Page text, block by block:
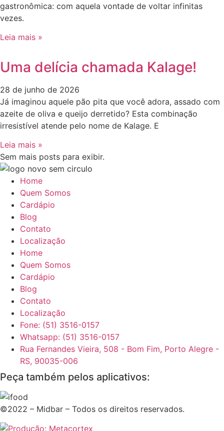
gastronômica: com aquela vontade de voltar infinitas
vezes.
Leia mais »
Uma delícia chamada Kalage!
28 de junho de 2026
Já imaginou aquele pão pita que você adora, assado com
azeite de oliva e queijo derretido? Esta combinação
irresistível atende pelo nome de Kalage. E
Leia mais »
Sem mais posts para exibir.
Home
Quem Somos
Cardápio
Blog
Contato
Localização
Home
Quem Somos
Cardápio
Blog
Contato
Localização
Fone: (51) 3516-0157
Whatsapp: (51) 3516-0157
Rua Fernandes Vieira, 508 - Bom Fim, Porto Alegre -
RS, 90035-006
Peça também pelos aplicativos:
©2022 – Midbar – Todos os direitos reservados.